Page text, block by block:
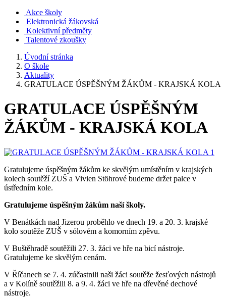
Akce školy
Elektronická žákovská
Kolektivní předměty
Talentové zkoušky
Úvodní stránka
O škole
Aktuality
GRATULACE ÚSPĚŠNÝM ŽÁKŮM - KRAJSKÁ KOLA
GRATULACE ÚSPĚŠNÝM
ŽÁKŮM - KRAJSKÁ KOLA
Gratulujeme úspěšným žákům ke skvělým umístěním v krajských
kolech soutěží ZUŠ a Vivien Stöhrové budeme držet palce v
ústředním kole.
Gratulujeme úspěšným žákům naší školy.
V Benátkách nad Jizerou proběhlo ve dnech 19. a 20. 3. krajské
kolo soutěže ZUŠ v sólovém a komorním zpěvu.
V Buštěhradě soutěžili 27. 3. žáci ve hře na bicí nástroje.
Gratulujeme ke skvělým cenám.
V Říčanech se 7. 4. zúčastnili naši žáci soutěže žesťových nástrojů
a v Kolíně soutěžili 8. a 9. 4. žáci ve hře na dřevěné dechové
nástroje.